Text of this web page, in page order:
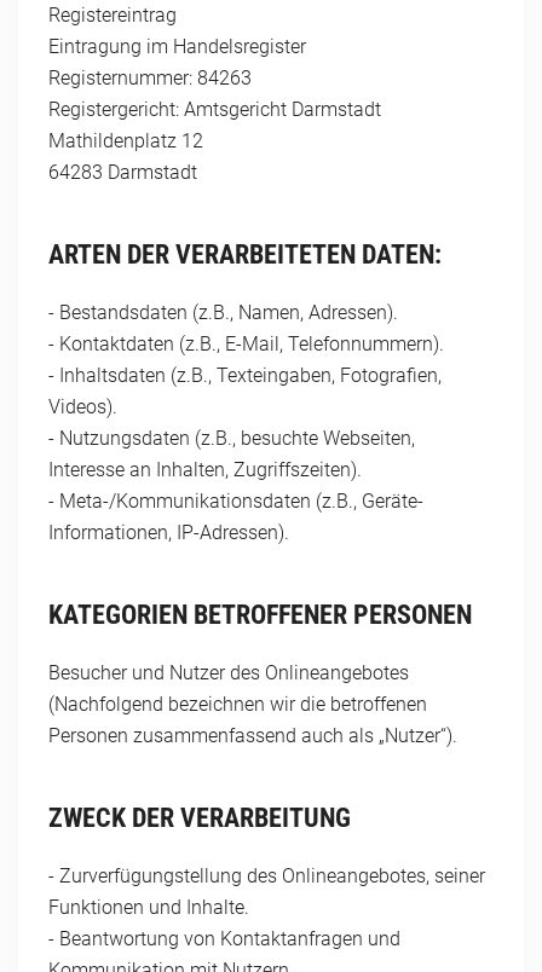
Registereintrag
Eintragung im Handelsregister
Registernummer: 84263
Registergericht: Amtsgericht Darmstadt
Mathildenplatz 12
64283 Darmstadt
ARTEN DER VERARBEITETEN DATEN:
- Bestandsdaten (z.B., Namen, Adressen).
- Kontaktdaten (z.B., E-Mail, Telefonnummern).
- Inhaltsdaten (z.B., Texteingaben, Fotografien,
Videos).
- Nutzungsdaten (z.B., besuchte Webseiten,
Interesse an Inhalten, Zugriffszeiten).
- Meta-/Kommunikationsdaten (z.B., Geräte-
Informationen, IP-Adressen).
KATEGORIEN BETROFFENER PERSONEN
Besucher und Nutzer des Onlineangebotes
(Nachfolgend bezeichnen wir die betroffenen
Personen zusammenfassend auch als „Nutzer“).
ZWECK DER VERARBEITUNG
- Zurverfügungstellung des Onlineangebotes, seiner
Funktionen und Inhalte.
- Beantwortung von Kontaktanfragen und